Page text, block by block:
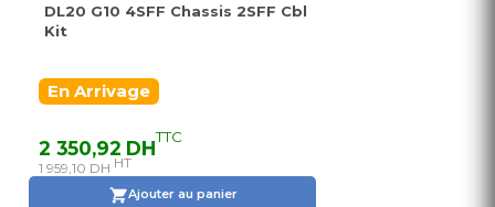
DL20 G10 4SFF Chassis 2SFF Cbl
Kit
En Arrivage
2 350,92 DHTTC
1 959,10 DH HT
Ajouter au panier